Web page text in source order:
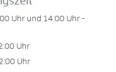
Uhr und 14:00 Uhr -
Uhr
Uhr